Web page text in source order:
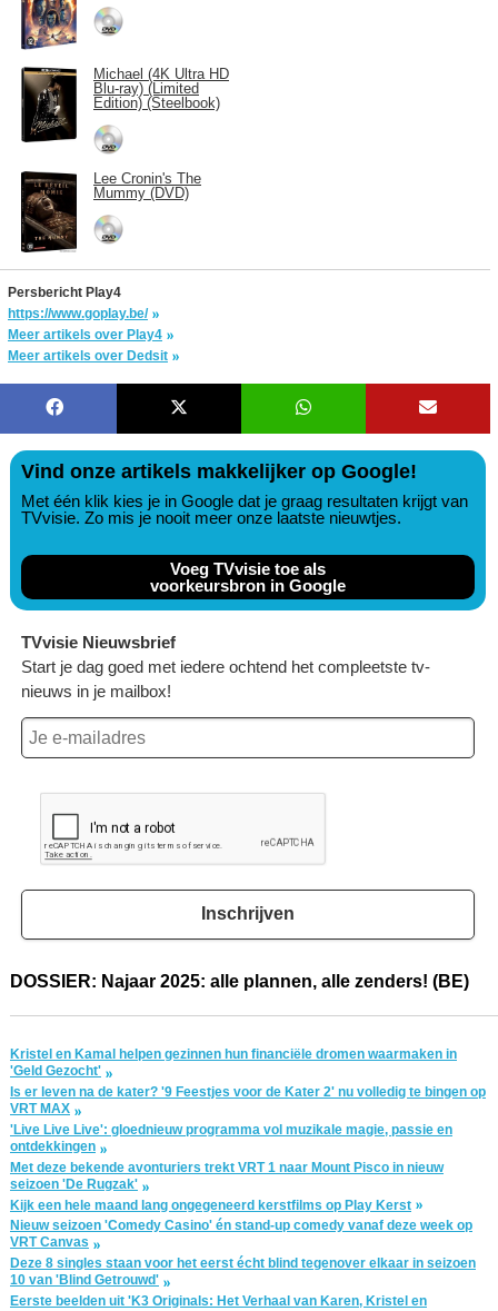
Michael (4K Ultra HD
Blu-ray) (Limited
Edition) (Steelbook)
Lee Cronin's The
Mummy (DVD)
Persbericht Play4
https://www.goplay.be/
Meer artikels over Play4
Meer artikels over Dedsit
Vind onze artikels makkelijker op Google!
Met één klik kies je in Google dat je graag resultaten krijgt van
TVvisie. Zo mis je nooit meer onze laatste nieuwtjes.
Voeg TVvisie toe als
voorkeursbron in Google
TVvisie Nieuwsbrief
Start je dag goed met iedere ochtend het compleetste tv-
nieuws in je mailbox!
Inschrijven
DOSSIER: Najaar 2025: alle plannen, alle zenders! (BE)
Kristel en Kamal helpen gezinnen hun financiële dromen waarmaken in
'Geld Gezocht'
Is er leven na de kater? '9 Feestjes voor de Kater 2' nu volledig te bingen op
VRT MAX
'Live Live Live': gloednieuw programma vol muzikale magie, passie en
ontdekkingen
Met deze bekende avonturiers trekt VRT 1 naar Mount Pisco in nieuw
seizoen 'De Rugzak'
Kijk een hele maand lang ongegeneerd kerstfilms op Play Kerst
Nieuw seizoen 'Comedy Casino' én stand-up comedy vanaf deze week op
VRT Canvas
Deze 8 singles staan voor het eerst écht blind tegenover elkaar in seizoen
10 van 'Blind Getrouwd'
Eerste beelden uit 'K3 Originals: Het Verhaal van Karen, Kristel en